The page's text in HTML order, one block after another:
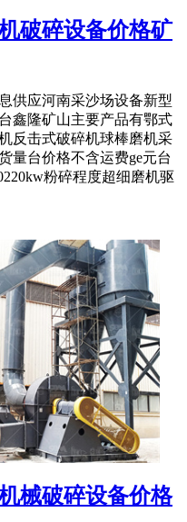
破碎设备价格矿
供应河南采沙场设备新型
鑫隆矿山主要产品有鄂式
反击式破碎机球棒磨机采
量台价格不含运费ge元台
粉碎程度超细磨机驱
械破碎设备价格